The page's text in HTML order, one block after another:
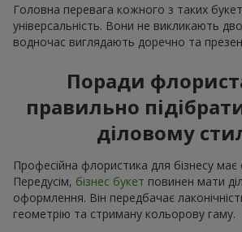
Головна перевага кожного з таких
універсальність. Вони не викликають
водночас виглядають доречно та
Поради
правильно
діловому
Професійна флористика для бізнесу має
Передусім, бізнес букет повинен мати
оформлення. Він передбачає
геометрію та стриману кольорову гаму.